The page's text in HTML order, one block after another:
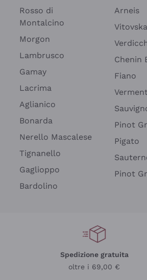
Rosso di
Montalcino
Morgon
Lambrusco
Gamay
Lacrima
Aglianico
Bonarda
Nerello Mascalese
Tignanello
Gaglioppo
Bardolino
Arneis
Vitovska
Chenin
Fiano
Pinot
Pigato
Pinot
Spedizione gratuita
oltre i 69,00 €